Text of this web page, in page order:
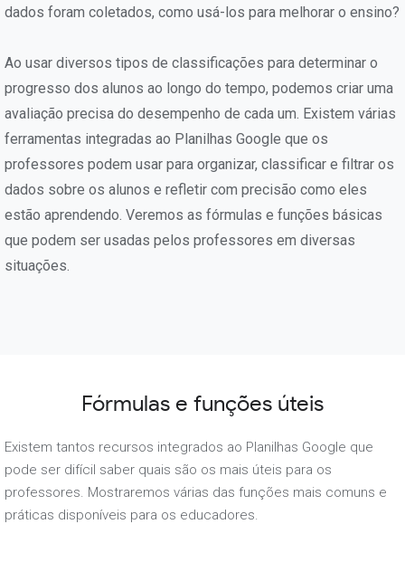
dados foram coletados, como usá-los para melhorar o ensino?
Ao usar diversos tipos de classificações para determinar o
progresso dos alunos ao longo do tempo, podemos criar uma
avaliação precisa do desempenho de cada um. Existem várias
ferramentas integradas ao Planilhas Google que os
professores podem usar para organizar, classificar e filtrar os
dados sobre os alunos e refletir com precisão como eles
estão aprendendo. Veremos as fórmulas e funções básicas
que podem ser usadas pelos professores em diversas
situações.
Fórmulas e funções úteis
Existem tantos recursos integrados ao Planilhas Google que
pode ser difícil saber quais são os mais úteis para os
professores. Mostraremos várias das funções mais comuns e
práticas disponíveis para os educadores.